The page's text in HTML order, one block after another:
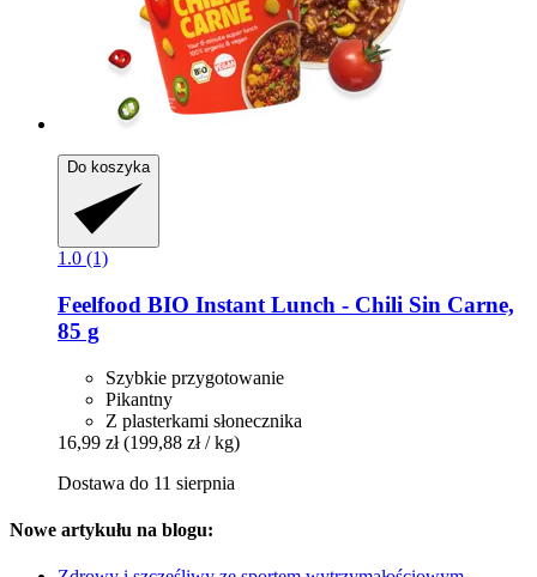
Do koszyka
1.0 (1)
Feelfood BIO Instant Lunch -​ Chili Sin Carne,
85 g
Szybkie przygotowanie
Pikantny
Z plasterkami słonecznika
16,99 zł (199,88 zł / kg)
Dostawa do 11 sierpnia
Nowe artykułu na blogu: